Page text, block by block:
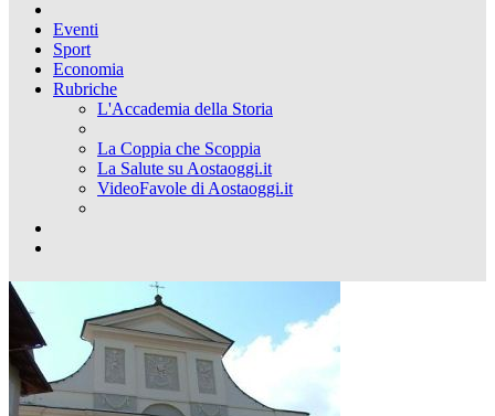
Eventi
Sport
Economia
Rubriche
L'Accademia della Storia
La Coppia che Scoppia
La Salute su Aostaoggi.it
VideoFavole di Aostaoggi.it